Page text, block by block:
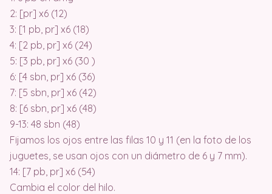
2: [pr] x6 (12)
3: [1 pb, pr] x6 (18)
4: [2 pb, pr] x6 (24)
5: [3 pb, pr] x6 (30 )
6: [4 sbn, pr] x6 (36)
7: [5 sbn, pr] x6 (42)
8: [6 sbn, pr] x6 (48)
9-13: 48 sbn (48)
Fijamos los ojos entre las filas 10 y 11 (en la foto de los
juguetes, se usan ojos con un diámetro de 6 y 7 mm).
14: [7 pb, pr] x6 (54)
Cambia el color del hilo.